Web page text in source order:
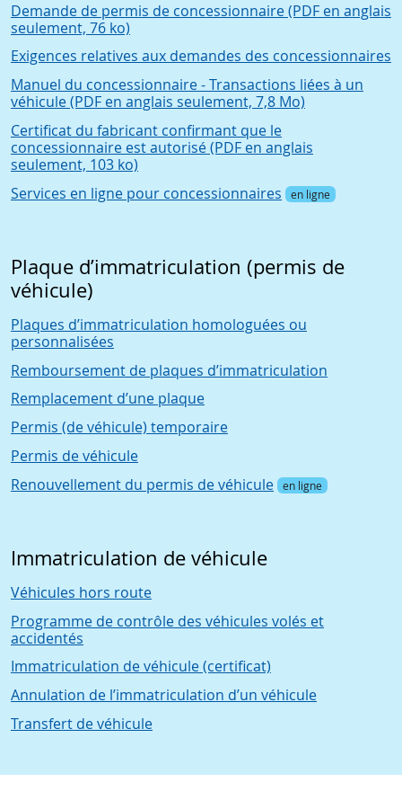
Demande de permis de concessionnaire (PDF en anglais
seulement, 76 ko)
Exigences relatives aux demandes des concessionnaires
Manuel du concessionnaire - Transactions liées à un
véhicule (PDF en anglais seulement, 7,8 Mo)
Certificat du fabricant confirmant que le
concessionnaire est autorisé (PDF en anglais
seulement, 103 ko)
Services en ligne pour concessionnaires
en ligne
Plaque d’immatriculation (permis de
véhicule)
Plaques d’immatriculation homologuées ou
personnalisées
Remboursement de plaques d’immatriculation
Remplacement d’une plaque
Permis (de véhicule) temporaire
Permis de véhicule
Renouvellement du permis de véhicule
en ligne
Immatriculation de véhicule
Véhicules hors route
Programme de contrôle des véhicules volés et
accidentés
Immatriculation de véhicule (certificat)
Annulation de l’immatriculation d’un véhicule
Transfert de véhicule